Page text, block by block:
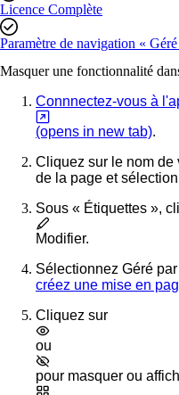
Licence Complète
Paramètre de navigation «
Masquer une fonctionnalité
Connnectez-vous à
(opens in new tab).
Cliquez sur le nom de
de la page et
Sous « Étiquettes »,
Modifier.
Sélectionnez Géré
créez une mise en
Cliquez sur
ou
pour masquer ou